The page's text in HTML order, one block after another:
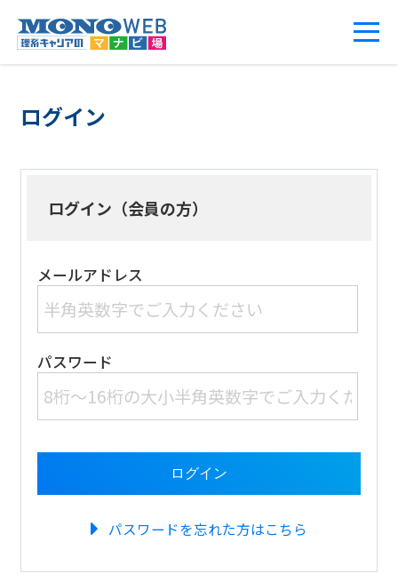
ログイン
ログイン（会員の方）
メールアドレス
パスワード
パスワードを忘れた方はこちら